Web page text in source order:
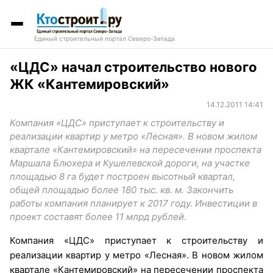
Единый строительный портал Северо-Запада
«ЦДС» начал строительство нового
ЖК «Кантемировский»
14.12.2011 14:41
Компания «ЦДС» приступает к строительству и
реализации квартир у метро «Лесная». В новом жилом
квартале «Кантемировский» на пересечении проспекта
Маршала Блюхера и Кушелевской дороги, на участке
площадью 8 га будет построен высотный квартал,
общей площадью более 180 тыс. кв. м. Закончить
работы компания планирует к 2017 году. Инвестиции в
проект составят более 11 млрд рублей.
Компания «ЦДС» приступает к строительству и
реализации квартир у метро «Лесная». В новом жилом
квартале «Кантемировский» на пересечении проспекта